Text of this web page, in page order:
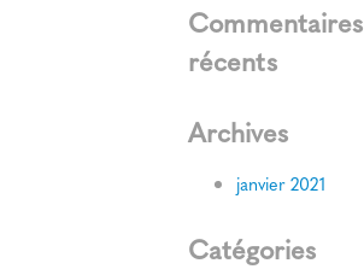
Commentaires
récents
Archives
janvier 2021
Catégories